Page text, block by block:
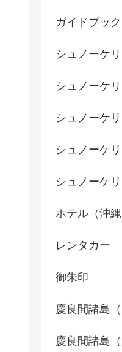
ガイドブック
シュノーケ
シュノーケ
シュノーケ
シュノーケ
シュノーケ
ホテル（沖縄
レンタカー
御朱印
慶良間諸島（
慶良間諸島（